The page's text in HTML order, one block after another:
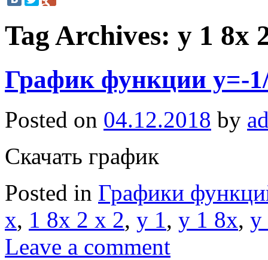
Tag Archives: y 1 8x
График функции y=-
Posted on 04.12.2018 by
Скачать график
Posted in Графики
x, 1 8x 2 x 2, y 1, y 1 8x, y
Leave a comment